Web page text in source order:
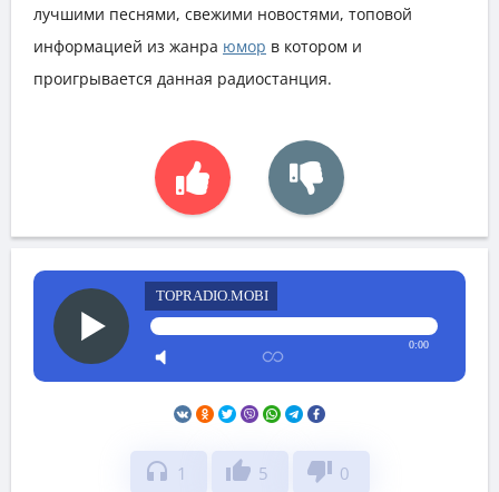
лучшими песнями, свежими новостями, топовой
информацией из жанра юмор в котором и
проигрывается данная радиостанция.
TOPRADIO.MOBI
0:00
headphones 1 thumb_up 5 thumb_down 0